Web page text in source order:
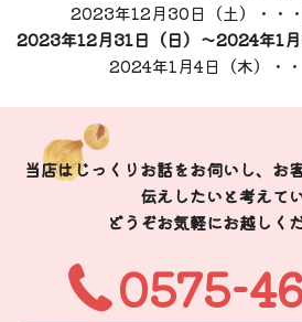
2023年12月30日（土）・・
2023年12月31日（日）～2024年1
2024年1月4日（木）・
当店はじっくりお話をお伺いし、お
伝えしたいと考えて
どうぞお気軽にお越しく
0575-